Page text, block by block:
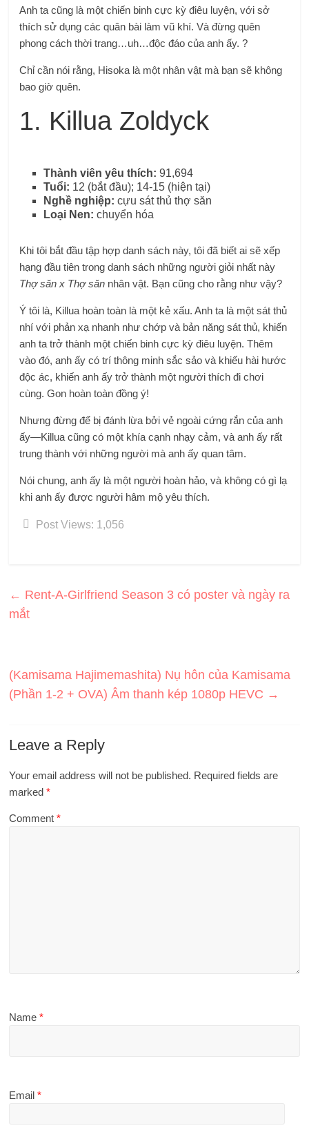
Anh ta cũng là một chiến binh cực kỳ điêu luyện, với sở
thích sử dụng các quân bài làm vũ khí. Và đừng quên
phong cách thời trang…uh…độc đáo của anh ấy. ?
Chỉ cần nói rằng, Hisoka là một nhân vật mà bạn sẽ không
bao giờ quên.
1. Killua Zoldyck
Thành viên yêu thích: 91,694
Tuổi: 12 (bắt đầu); 14-15 (hiện tại)
Nghề nghiệp:cựu sát thủ thợ săn
Loại Nen:chuyển hóa
Khi tôi bắt đầu tập hợp danh sách này, tôi đã biết ai sẽ xếp
hạng đầu tiên trong danh sách những người giỏi nhất này
Thợ săn x Thợ săn nhân vật. Bạn cũng cho rằng như vậy?
Ý tôi là, Killua hoàn toàn là một kẻ xấu. Anh ta là một sát thủ
nhí với phản xạ nhanh như chớp và bản năng sát thủ, khiến
anh ta trở thành một chiến binh cực kỳ điêu luyện. Thêm
vào đó, anh ấy có trí thông minh sắc sảo và khiếu hài hước
độc ác, khiến anh ấy trở thành một người thích đi chơi
cùng. Gon hoàn toàn đồng ý!
Nhưng đừng để bị đánh lừa bởi vẻ ngoài cứng rắn của anh
ấy—Killua cũng có một khía cạnh nhạy cảm, và anh ấy rất
trung thành với những người mà anh ấy quan tâm.
Nói chung, anh ấy là một người hoàn hảo, và không có gì lạ
khi anh ấy được người hâm mộ yêu thích.
Post Views: 1,056
← Rent-A-Girlfriend Season 3 có poster và ngày ra
mắt
(Kamisama Hajimemashita) Nụ hôn của Kamisama
(Phần 1-2 + OVA) Âm thanh kép 1080p HEVC →
Leave a Reply
Your email address will not be published. Required fields are
marked*
Comment*
Name*
Email*